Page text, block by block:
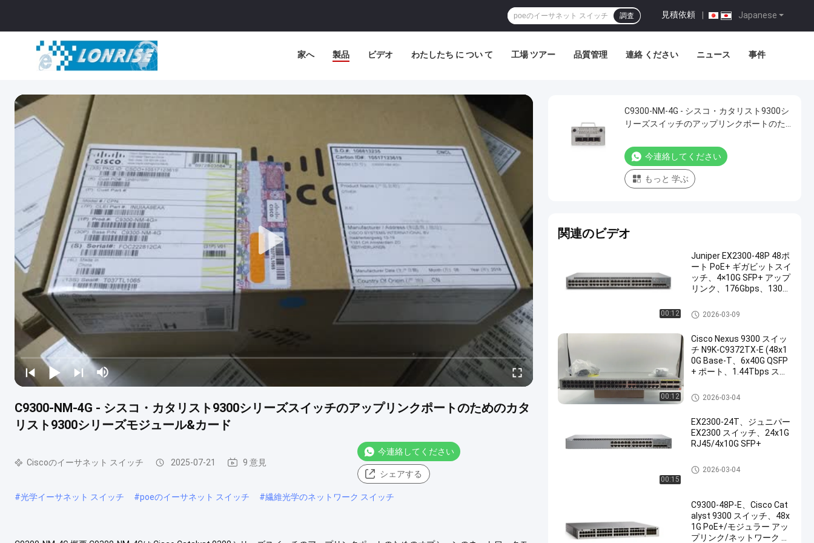
Japanese
見積依頼
調査
家へ 製品 ビデオ わたしたち に つい て 工場 ツアー 品質管理 連絡 ください ニュース 事件
C9300-NM-4G - シスコ・カタリスト9300シリーズスイッチのアップリンクポートのためのカタ
リスト9300シリーズモジュール&カード
Ciscoのイーサネット スイッチ 2025-07-21 9 意見
今連絡してください
シェアする
#光学イーサネット スイッチ #poeのイーサネット スイッチ #繊維光学のネットワーク スイッチ
C9300-NM-4G - シスコ・カタリスト9300シ
リーズスイッチのアップリンクポートのた
カード
今連絡してください
もっと 学ぶ
関連のビデオ
00:12
Juniper EX2300-48P 48ポ
ート PoE+ ギガビットスイ
ッチ、4×10G SFP+ アップ
リンク、176Gbps、130M
Ciscoのイーサネット スイッチ
2026-03-09
00:12
Cisco Nexus 9300 スイッ
チ N9K-C9372TX-E (48x1
0G Base-T、6x40G QSFP
+ ポート、1.44Tbps スル
Ciscoのイーサネット スイッチ
2026-03-04
00:15
EX2300-24T、ジュニパー
EX2300 スイッチ、24x1G
RJ45/4x10G SFP+
Ciscoのイーサネット スイッチ
2026-03-04
C9300-48P-E、Cisco Cat
alyst 9300 スイッチ、48x
1G PoE+/モジュラー アッ
プリンク/ネットワーク エ